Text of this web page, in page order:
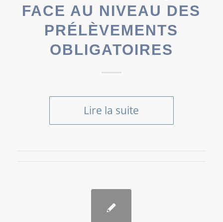
FACE AU NIVEAU DES
PRÉLÈVEMENTS
OBLIGATOIRES
Lire la suite